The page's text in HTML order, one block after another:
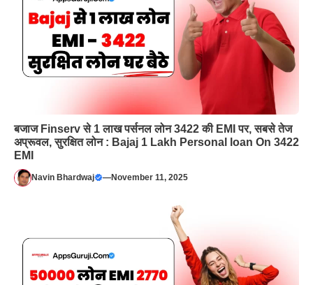
बजाज Finserv से 1 लाख पर्सनल लोन 3422 की EMI पर, सबसे तेज
अप्रूवल, सुरक्षित लोन : Bajaj 1 Lakh Personal loan On 3422
EMI
Navin Bhardwaj —November 11, 2025